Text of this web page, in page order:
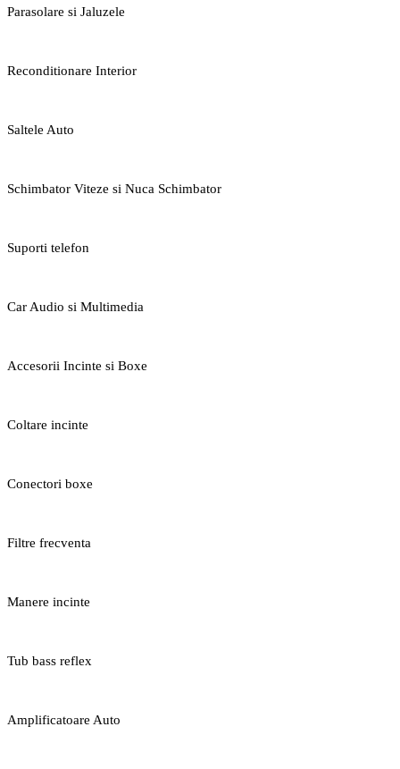
Parasolare si Jaluzele
Reconditionare Interior
Saltele Auto
Schimbator Viteze si Nuca Schimbator
Suporti telefon
Car Audio si Multimedia
Accesorii Incinte si Boxe
Coltare incinte
Conectori boxe
Filtre frecventa
Manere incinte
Tub bass reflex
Amplificatoare Auto